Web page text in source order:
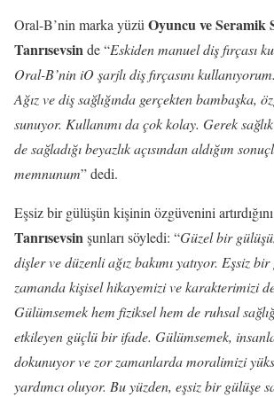
Oral-B’nin marka yüzüOyuncu ve Seramik
Tanrısevsinde “Eskiden manuel diş fırçası
Oral-B’nin iO şarjlı diş fırçasını
Ağız ve diş sağlığında gerçekten bambaşka,
sunuyor. Kullanımı da çok kolay. Gerek sağlık
de sağladığı beyazlık açısından aldığım
memnunum” dedi.
Eşsiz bir gülüşün kişinin özgüvenini
Tanrısevsinşunları söyledi: “Güzel bir
dişler ve düzenli ağız bakımı yatıyor. Eşsiz bir
zamanda kişisel hikayemizi ve karakterimizi de
Gülümsemek hem fiziksel hem de ruhsal
etkileyen güçlü bir ifade. Gülümsemek,
dokunuyor ve zor zamanlarda moralimizi
yardımcı oluyor. Bu yüzden, eşsiz bir gülüşe